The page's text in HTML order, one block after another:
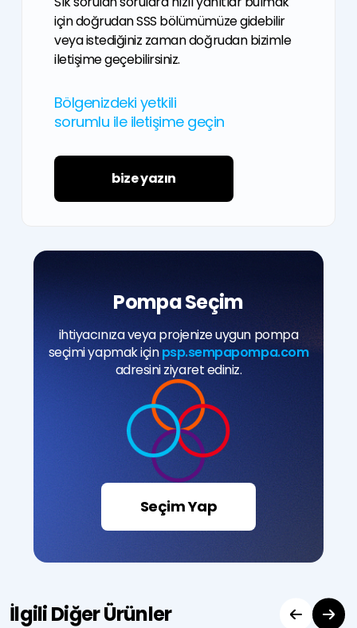
için doğrudan SSS bölümümüze gidebilir
veya istediğiniz zaman doğrudan bizimle
iletişime geçebilirsiniz.
Bölgenizdeki yetkili
sorumlu ile iletişime geçin
bize yazın
Pompa Seçim
ihtiyacınıza veya projenize uygun pompa
seçimi yapmak içinpsp.sempapompa.com
adresini ziyaret ediniz.
Seçim Yap
İlgili Diğer Ürünler